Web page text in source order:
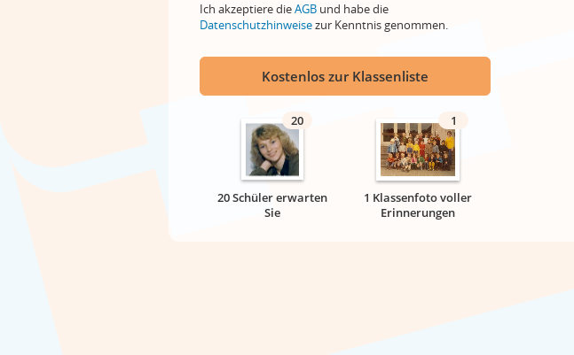
Ich akzeptiere dieAGB und habe die
Datenschutzhinweisezur Kenntnis genommen.
Kostenlos zur Klassenliste
20
20 Schüler erwarten
Sie
1
1 Klassenfoto voller
Erinnerungen